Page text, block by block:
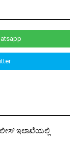
ಇಲಾಖೆಯಲ್ಲಿ